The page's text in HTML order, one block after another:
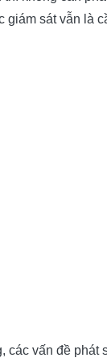
sát vẫn là
các vấn đề phát